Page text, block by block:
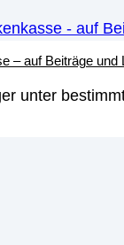
– auf Beiträge und
unter